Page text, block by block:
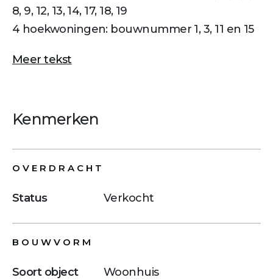
8, 9, 12, 13, 14, 17, 18, 19
4 hoekwoningen: bouwnummer 1, 3, 11 en 15
Meer tekst
Kenmerken
OVERDRACHT
Status Verkocht
BOUWVORM
Soort object
Woonhuis